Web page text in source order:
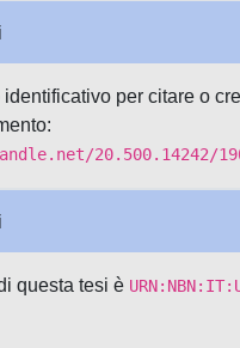
per citare o
20.500.14242/
questa tesi è